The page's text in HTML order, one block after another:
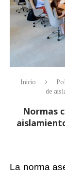
Inicio
de
Normas
La norma